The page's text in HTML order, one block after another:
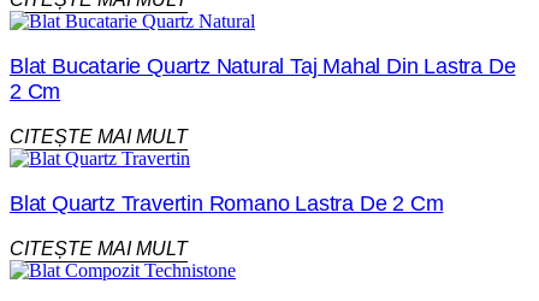
Blat Bucatarie Quartz Natural Taj Mahal Din Lastra De
2 Cm
CITEȘTE MAI MULT
Blat Quartz Travertin Romano Lastra De 2 Cm
CITEȘTE MAI MULT